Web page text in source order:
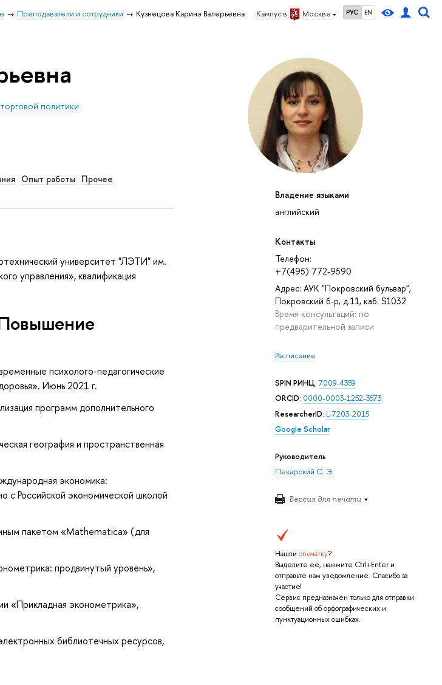
Кампус в Москве РУС EN
Преподаватели и сотрудники Кузнецова Каринэ Валерьевна
Владение языками
английский
Контакты
Телефон:
+7(495) 772-9590
Адрес: АУК "Покровский бульвар",
Покровский б-р, д.11, каб. S1032
Время консультаций: по
предварительной записи
Расписание
SPIN РИНЦ:7009-4359
ORCID: 0000-0003-1252-3573
ResearcherID: L-7203-2015
Google Scholar
Руководитель
Пекарский С. Э.
Версия для печати
Нашли опечатку?
Выделите её, нажмите Ctrl+Enter и
отправьте нам уведомление. Спасибо за
участие!
Сервис предназначен только для отправки
сообщений об орфографических и
пунктуационных ошибках.
политики
Опыт работы Прочее
университет "ЛЭТИ" им.
управления», квалификация
психолого-педагогические
Июнь 2021 г.
программ дополнительного
география и пространственная
экономика:
сРоссийской экономической школой
пакетом «Mathematica» (для
продвинутый уровень»,
«Прикладная эконометрика»,
библиотечных ресурсов,